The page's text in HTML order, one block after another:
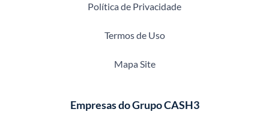
Política de Privacidade
Termos de Uso
Mapa Site
Empresas do Grupo CASH3